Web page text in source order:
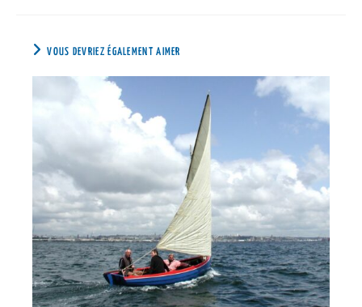
VOUS DEVRIEZ ÉGALEMENT AIMER